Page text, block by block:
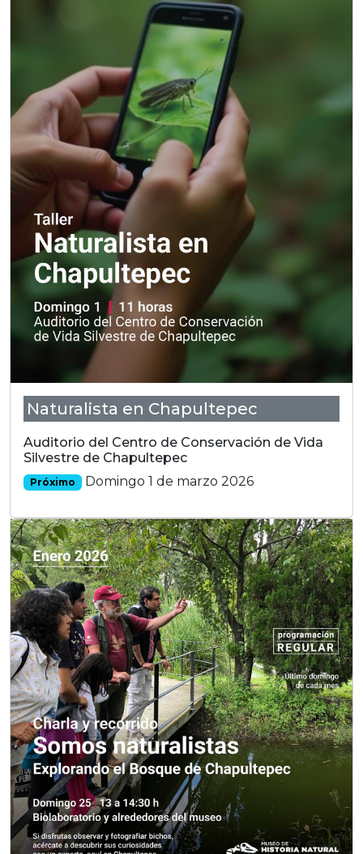
Naturalista en Chapultepec
Auditorio del Centro de Conservación de Vida
Silvestre de Chapultepec
Próximo Domingo 1 de marzo 2026